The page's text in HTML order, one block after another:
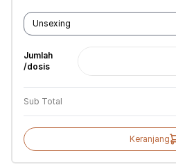
Jumlah
/dosis
Sub Total
Keranjang